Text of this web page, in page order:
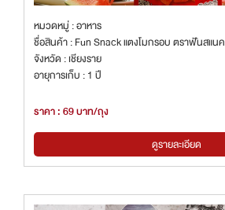
หมวดหมู่ : อาหาร
ชื่อสินค้า : Fun Snack แตงโมกรอบ ตราฟันสแนค
จังหวัด : เชียงราย
อายุการเก็บ : 1 ปี
ราคา : 69 บาท/ถุง
ดูรายละเอียด